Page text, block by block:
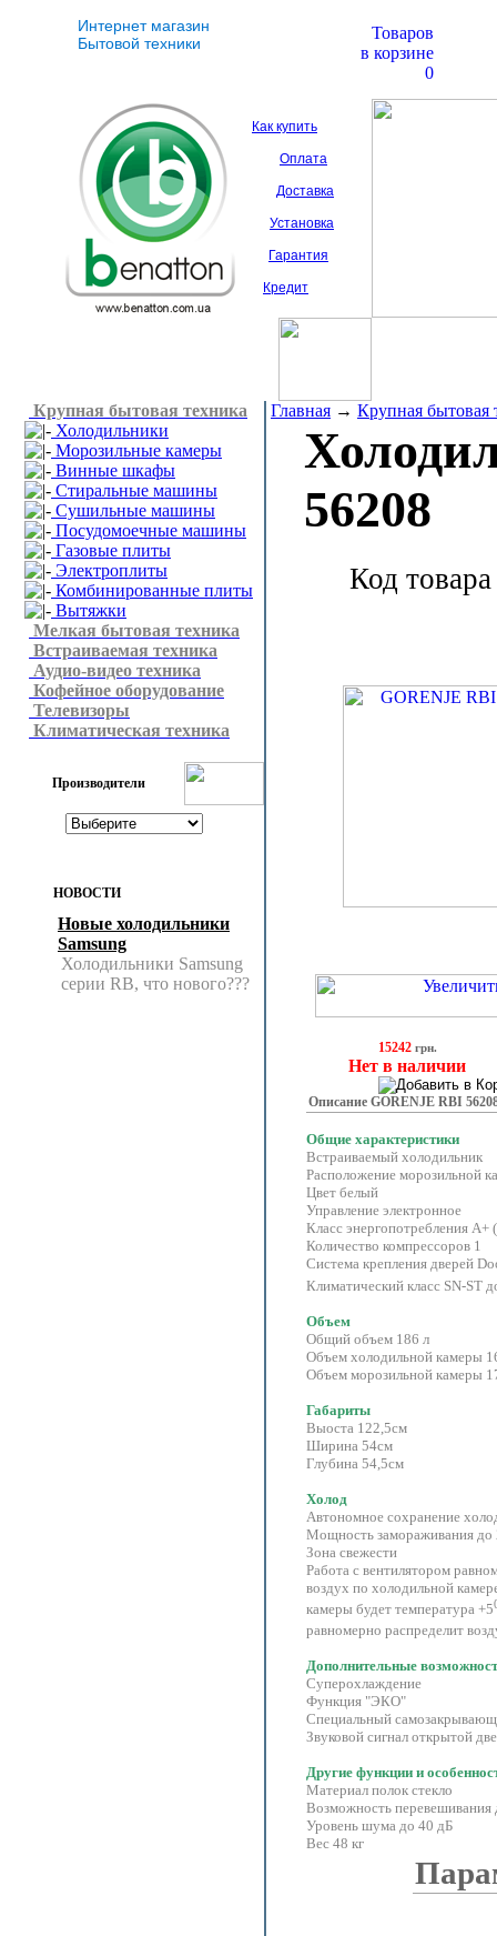
Интернет магазин
Бытовой техники
Товаров
в корзине
0
Как купить
Оплата
Доставка
Установка
Гарантия
Кредит
Крупная бытовая техника
Холодильники
Морозильные камеры
Винные шкафы
Стиральные машины
Сушильные машины
Посудомоечные машины
Газовые плиты
Электроплиты
Комбинированные плиты
Вытяжки
Мелкая бытовая техника
Встраиваемая техника
Аудио-видео техника
Кофейное оборудование
Телевизоры
Климатическая техника
Производители
НОВОСТИ
Новые холодильники
Samsung
Холодильники Samsung
серии RB, что нового???
Главная → Крупная бытовая
56208
Код
15242грн.
Нет в наличии
Описание GORENJE RBI
Общие характеристики
Встраиваемый холодильник
Расположение морозильной
Цвет белый
Управление электронное
Класс энергопотребления A+
Количество компрессоров 1
Система крепления дверей
Климатический класс SN-ST
Объем
Общий объем 186 л
Объем холодильной камеры
Объем морозильной камеры
Габариты
Выоста 122,5см
Ширина 54см
Глубина 54,5см
Холод
Автономное сохранение
Мощность замораживания до
Зона свежести
Работа с вентилятором
воздух по холодильной
камеры будет температура +5
равномерно распределит
Дополнительные
Суперохлаждение
Функция "ЭКО"
Специальный
Звуковой сигнал открытой
Другие функции и
Материал полок стекло
Возможность перевешивания
Уровень шума до 40 дБ
Вес 48 кг